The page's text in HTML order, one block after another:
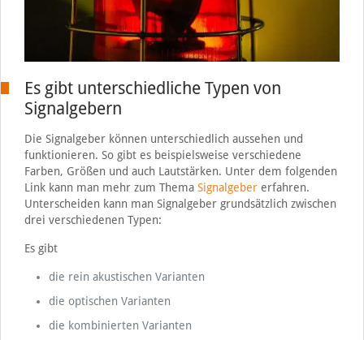
Es gibt unterschiedliche Typen von
Signalgebern
Die Signalgeber können unterschiedlich aussehen und
funktionieren. So gibt es beispielsweise verschiedene
Farben, Größen und auch Lautstärken. Unter dem folgenden
Link kann man mehr zum Thema Signalgebererfahren.
Unterscheiden kann man Signalgeber grundsätzlich zwischen
drei verschiedenen Typen:
Es gibt
die rein akustischen Varianten
die optischen Varianten
die kombinierten Varianten